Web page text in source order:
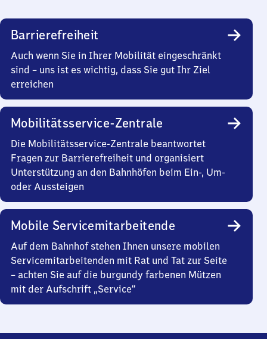
Barrierefreiheit
Auch wenn Sie in Ihrer Mobilität eingeschränkt
sind – uns ist es wichtig, dass Sie gut Ihr Ziel
erreichen
Mobilitätsservice-Zentrale
Die Mobilitätsservice-Zentrale beantwortet
Fragen zur Barrierefreiheit und organisiert
Unterstützung an den Bahnhöfen beim Ein-, Um-
oder Aussteigen
Mobile Servicemitarbeitende
Auf dem Bahnhof stehen Ihnen unsere mobilen
Servicemitarbeitenden mit Rat und Tat zur Seite
– achten Sie auf die burgundy farbenen Mützen
mit der Aufschrift „Service“